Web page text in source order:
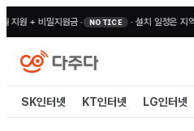
+ 비밀지원금• NOTICE ·설치 일정은 지역별로
SK인터넷 KT인터넷 LG인터넷